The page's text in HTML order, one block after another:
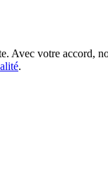
votre accord,
.